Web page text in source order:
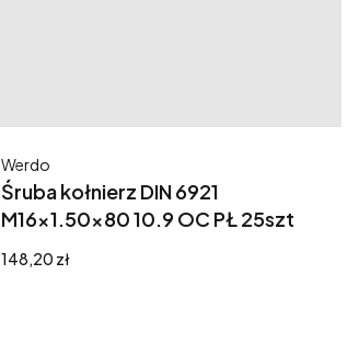
Śruba kołnierz DIN 6921
M16x1.50x80 10.9 OC PŁ 25szt
Producent
Werdo
Cena
148,20 zł